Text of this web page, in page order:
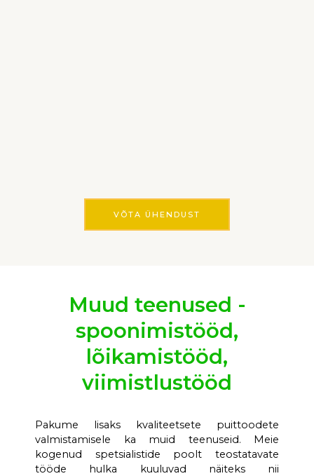
VÕTA ÜHENDUST
Muud teenused -
spoonimistööd,
lõikamistööd,
viimistlustööd
Pakume lisaks kvaliteetsete puittoodete
valmistamisele
ka muid teenuseid.
Meie
kogenud spetsialistide
poolt teostatavate
tööde
hulka kuuluvad näiteks nii